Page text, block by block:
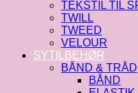
TEKSTIL TIL
TWILL
TWEED
VELOUR
SYTILBEHØR
BÅND & TRÅD
BÅND